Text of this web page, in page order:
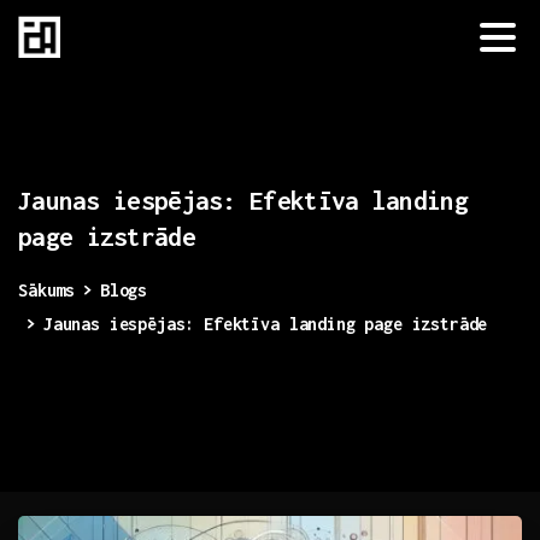
Jaunas iespējas: Efektīva landing
page izstrāde
Sākums
Blogs
Jaunas iespējas: Efektīva landing page izstrāde